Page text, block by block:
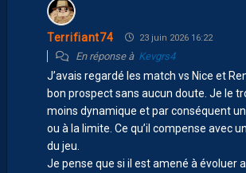
Terrifiant74 23 juin 2026 16:22
En réponse à Kevgrs4
J’avais regardé les match vs Nice et
bon prospect sans aucun doute. Je le
moins dynamique et par conséquent un
ou à la limite. Ce qu’il compense avec
du jeu.
Je pense que si il est amené à évoluer